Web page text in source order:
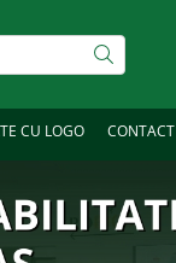
CU LOGO CONTACT